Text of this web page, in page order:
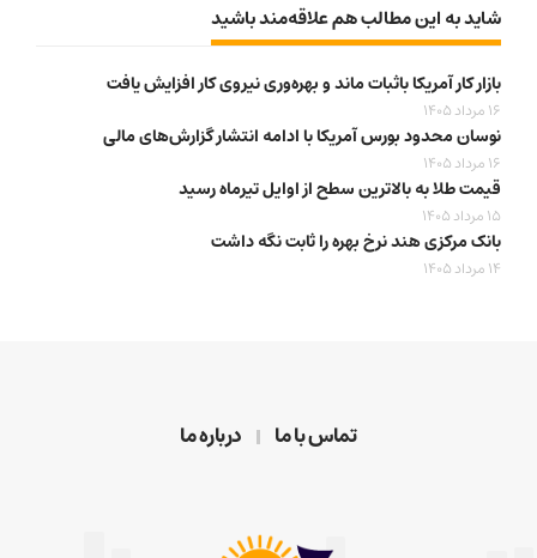
شاید به این مطالب هم علاقه‌مند باشید
بازار کار آمریکا باثبات ماند و بهره‌وری نیروی کار افزایش یافت
16 مرداد 1405
نوسان محدود بورس آمریکا با ادامه انتشار گزارش‌های مالی
16 مرداد 1405
قیمت طلا به بالاترین سطح از اوایل تیرماه رسید
15 مرداد 1405
بانک مرکزی هند نرخ بهره را ثابت نگه داشت
14 مرداد 1405
تماس با ما درباره ما